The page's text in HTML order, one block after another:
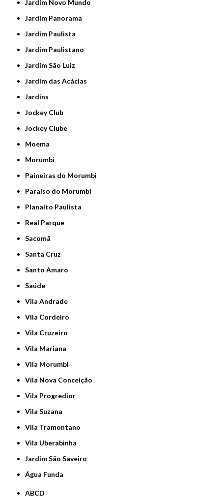
Jardim Novo Mundo
Jardim Panorama
Jardim Paulista
Jardim Paulistano
Jardim São Luiz
Jardim das Acácias
Jardins
Jockey Club
Jockey Clube
Moema
Morumbi
Paineiras do Morumbi
Paraíso do Morumbi
Planalto Paulista
Real Parque
Sacomã
Santa Cruz
Santo Amaro
Saúde
Vila Andrade
Vila Cordeiro
Vila Cruzeiro
Vila Mariana
Vila Morumbi
Vila Nova Conceição
Vila Progredior
Vila Suzana
Vila Tramontano
Vila Uberabinha
jardim São Saveiro
Água Funda
ABCD